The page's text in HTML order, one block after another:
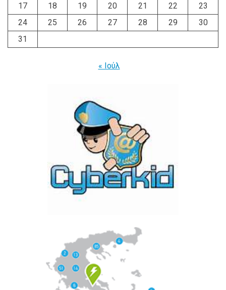
17
18 19 20 21 22
23
24
25 26 27 28 29
30
31
« Ιούλ